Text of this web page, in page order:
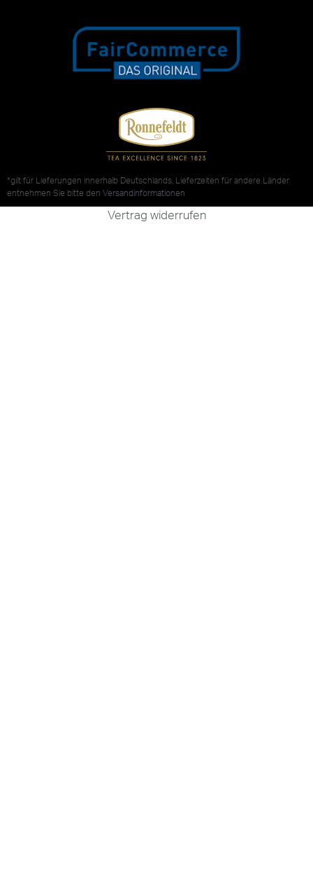
*gilt für Lieferungen innerhalb Deutschlands, Lieferzeiten für andere Länder
entnehmen Sie bitte den Versandinformationen
Vertrag widerrufen